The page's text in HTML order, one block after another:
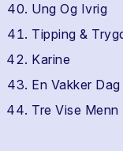
Ung Og Ivrig
Tipping &
Karine
En Vakker Dag
Tre Vise Menn